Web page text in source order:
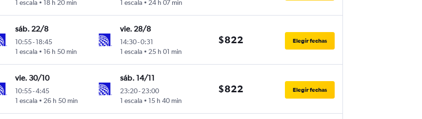
1 escala
18 h 20 min
1 escala
24 h 07 min
sáb. 22/8
10:55-18:45
1 escala
16 h 50 min
vie. 28/8
14:30-0:31
1 escala
25 h 01 min
$822 Elegir fechas
vie. 30/10
10:55-4:45
1 escala
26 h 50 min
sáb. 14/11
23:20-23:00
1 escala
15 h 40 min
$822 Elegir fechas